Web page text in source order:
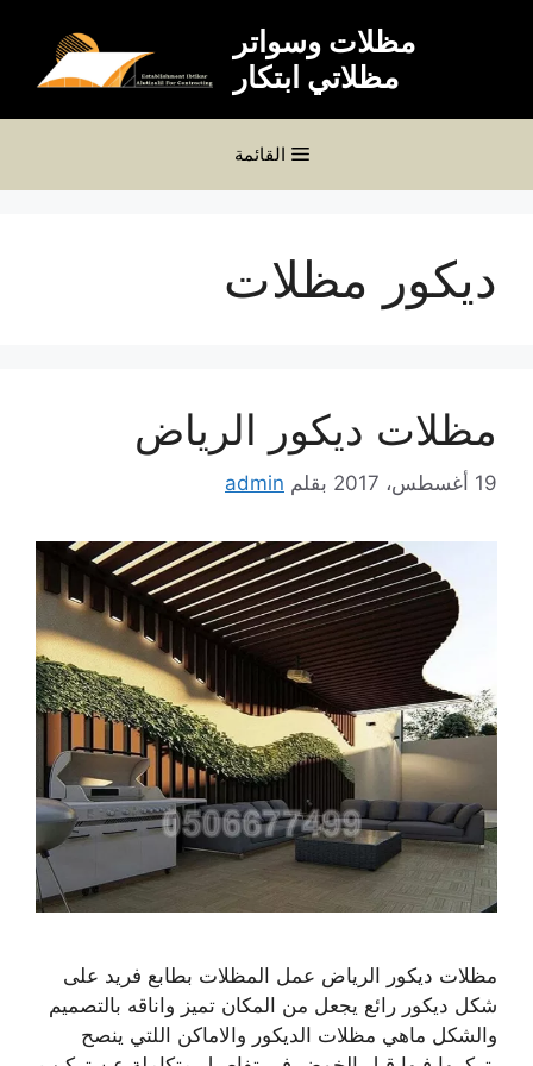
مظلات وسواتر
مظلاتي ابتكار
القائمة
ديكور مظلات
مظلات ديكور الرياض
19 أغسطس، 2017 بقلم admin
مظلات ديكور الرياض عمل المظلات بطابع فريد على
شكل ديكور رائع يجعل من المكان تميز واناقه بالتصميم
والشكل ماهي مظلات الديكور والاماكن اللتي ينصح